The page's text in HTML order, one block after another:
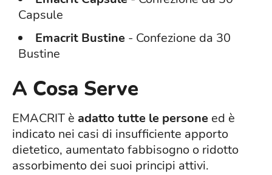
Capsule
Emacrit Bustine - Confezione da 30
Bustine
A Cosa Serve
EMACRIT è adatto tutte le persone ed è
indicato nei casi di insufficiente apporto
dietetico, aumentato fabbisogno o ridotto
assorbimento dei suoi principi attivi.